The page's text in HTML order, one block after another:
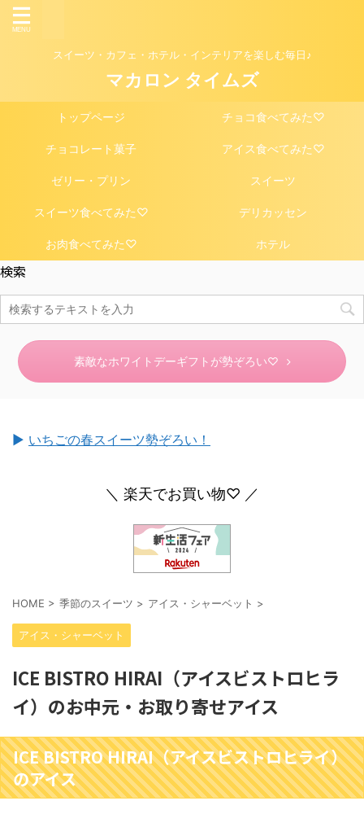
スイーツ・カフェ・ホテル・インテリアを楽しむ毎日♪
マカロン タイムズ
トップページ チョコ食べてみた♡
チョコレート菓子 アイス食べてみた♡
ゼリー・プリン スイーツ
スイーツ食べてみた♡ デリカッセン
お肉食べてみた♡ ホテル
検索
素敵なホワイトデーギフトが勢ぞろい♡
► いちごの春スイーツ勢ぞろい！
＼ 楽天でお買い物♡ ／
HOME > 季節のスイーツ > アイス・シャーベット >
アイス・シャーベット
ICE BISTRO HIRAI（アイスビストロヒラ
イ）のお中元・お取り寄せアイス
ICE BISTRO HIRAI（アイスビストロヒライ）
のアイス